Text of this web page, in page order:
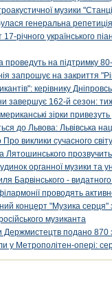
музики
генеральна
річного українського
проведуть на підтримку
запрошує на закриття
керівнику
завершує 162-й сезон:
зірки
до Львова: Львівська
виклики сучасного світу
Лятошинського
органної музики та
Барвінського -
проводять
концерт "Музика
музиканта
подано 870
у Метрополітен-опері: